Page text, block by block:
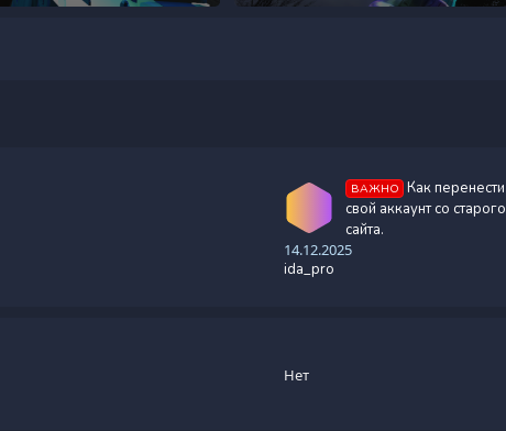
ВАЖНО Как перенести
свой аккаунт со старого
сайта.
14.12.2025
ida_pro
Нет